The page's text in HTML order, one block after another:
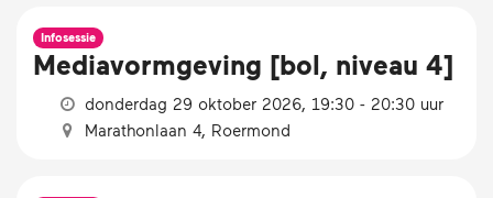
Infosessie
Mediavormgeving [bol, niveau 4]
donderdag 29 oktober 2026, 19:30 - 20:30 uur
Marathonlaan 4, Roermond